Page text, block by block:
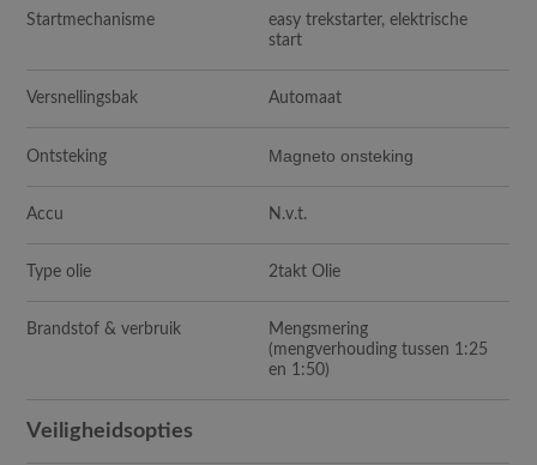
Startmechanisme
easy trekstarter, elektrische
start
Versnellingsbak Automaat
Ontsteking Magneto onsteking
Accu N.v.t.
Type olie 2takt Olie
Brandstof & verbruik
Mengsmering
(mengverhouding tussen 1:25
en 1:50)
Veiligheidsopties